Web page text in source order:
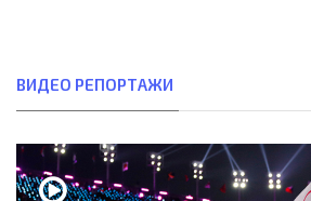
ВИДЕО РЕПОРТАЖИ